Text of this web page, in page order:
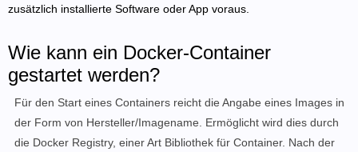
zusätzlich installierte Software oder App voraus.
Wie kann ein Docker-Container
gestartet werden?
Für den Start eines Containers reicht die Angabe eines Images in
der Form von Hersteller/Imagename. Ermöglicht wird dies durch
die Docker Registry, einer Art Bibliothek für Container. Nach der